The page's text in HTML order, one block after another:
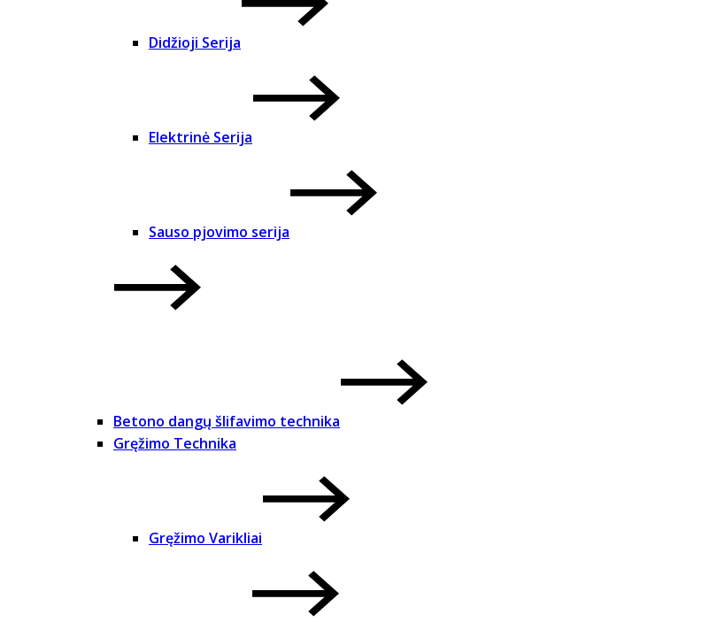
Didžioji Serija
Elektrinė Serija
Sauso pjovimo serija
Betono dangų šlifavimo technika
Gręžimo Technika
Gręžimo Varikliai